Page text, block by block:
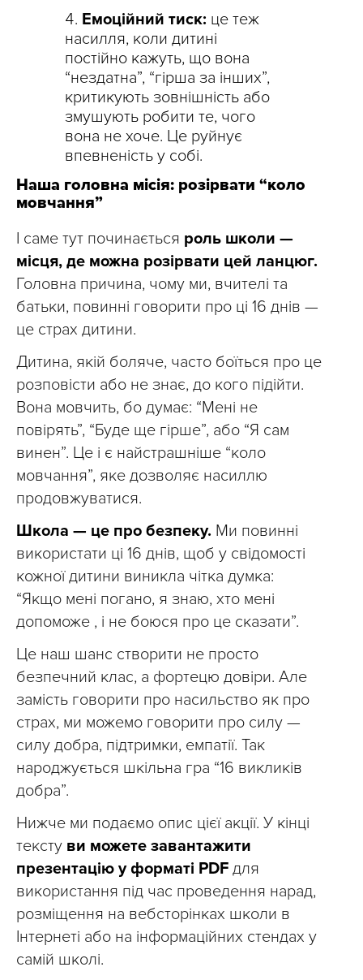
Емоційний тиск: це теж
насилля, коли дитині
постійно кажуть, що вона
“нездатна”, “гірша за інших”,
критикують зовнішність або
змушують робити те, чого
вона не хоче. Це руйнує
впевненість у собі.
Наша головна місія: розірвати “коло
мовчання”
І саме тут починається роль школи —
місця, де можна розірвати цей ланцюг.
Головна причина, чому ми, вчителі та
батьки, повинні говорити про ці 16 днів —
це страх дитини.
Дитина, якій боляче, часто боїться про це
розповісти або не знає, до кого підійти.
Вона мовчить, бо думає: “Мені не
повірять”, “Буде ще гірше”, або “Я сам
винен”. Це і є найстрашніше “коло
мовчання”, яке дозволяє насиллю
продовжуватися.
Школа — це про безпеку. Ми повинні
використати ці 16 днів, щоб у свідомості
кожної дитини виникла чітка думка:
“Якщо мені погано, я знаю, хто мені
допоможе , і не боюся про це сказати”.
Це наш шанс створити не просто
безпечний клас, а фортецю довіри. Але
замість говорити про насильство як про
страх, ми можемо говорити про силу —
силу добра, підтримки, емпатії. Так
народжується шкільна гра “16 викликів
добра”.
Нижче ми подаємо опис цієї акції. У кінці
тексту ви можете завантажити
презентацію у форматі PDF для
використання під час проведення нарад,
розміщення на вебсторінках школи в
Інтернеті або на інформаційних стендах у
самій школі.